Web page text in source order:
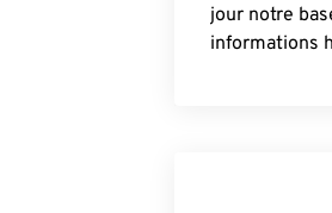
jour notre
informations